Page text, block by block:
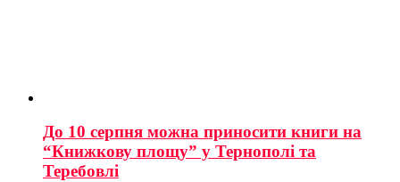
До 10 серпня можна приносити книги на
“Книжкову площу” у Тернополі та
Теребовлі